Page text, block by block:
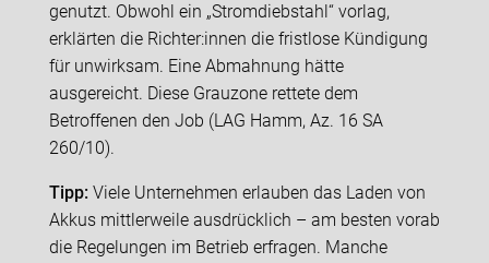
genutzt. Obwohl ein „Stromdiebstahl“ vorlag,
erklärten die Richter:innen die fristlose Kündigung
für unwirksam. Eine Abmahnung hätte
ausgereicht. Diese Grauzone rettete dem
Betroffenen den Job (LAG Hamm, Az. 16 SA
260/10).
Tipp: Viele Unternehmen erlauben das Laden von
Akkus mittlerweile ausdrücklich – am besten vorab
die Regelungen im Betrieb erfragen. Manche